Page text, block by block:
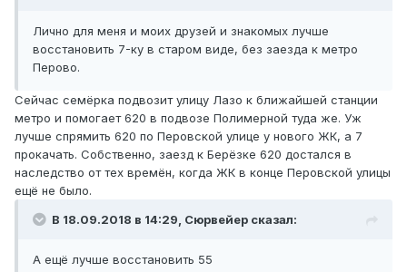
Лично для меня и моих друзей и знакомых лучше
восстановить 7-ку в старом виде, без заезда к метро
Перово.
Сейчас семёрка подвозит улицу Лазо к ближайшей станции
метро и помогает 620 в подвозе Полимерной туда же. Уж
лучше спрямить 620 по Перовской улице у нового ЖК, а 7
прокачать. Собственно, заезд к Берёзке 620 достался в
наследство от тех времён, когда ЖК в конце Перовской улицы
ещё не было.
В 18.09.2018 в 14:29, Сюрвейер сказал:
А ещё лучше восстановить 55